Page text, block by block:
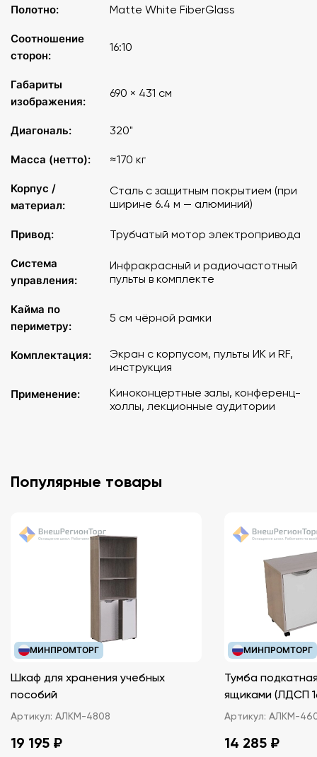
Размер изображения (высота), см 431
Диагональ изображения, дюймы 320
Вес экрана нетто, кг 170
Полотно: Matte White FiberGlass
Соотношение
сторон:
16:10
Габариты
изображения:
690 × 431 см
Диагональ: 320"
Масса (нетто): ≈170 кг
Корпус /
материал:
Сталь с защитным покрытием (при
ширине 6.4 м — алюминий)
Привод: Трубчатый мотор электропривода
Система
управления:
Инфракрасный и радиочастотный
пульты в комплекте
Кайма по
периметру:
5 см чёрной рамки
Комплектация:
Экран с корпусом, пульты ИК и RF,
инструкция
Применение:
Киноконцертные залы, конференц-
холлы, лекционные аудитории
Популярные товары
МИНПРОМТОРГ
Шкаф для хранения учебных
пособий
Артикул: АЛКМ-4808
19 195 ₽
МИНПРОМТОРГ
Тумба
ящиками
Артикул: АЛКМ-
14 285 ₽